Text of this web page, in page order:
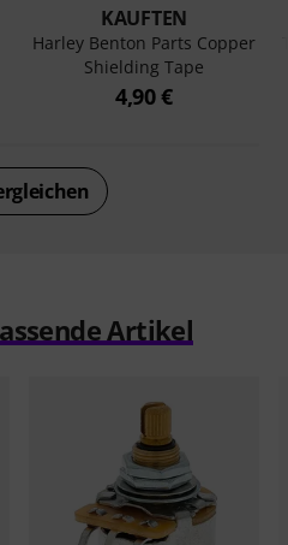
KAUFTEN
Harley Benton Parts Copper
Shielding Tape
4,90 €
Artikel